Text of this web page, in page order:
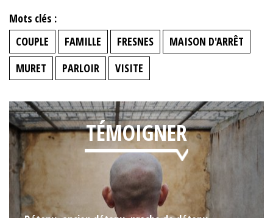
Mots clés :
COUPLE
FAMILLE FRESNES
MAISON D'ARRÊT
MURET
PARLOIR VISITE
TÉMOIGNER